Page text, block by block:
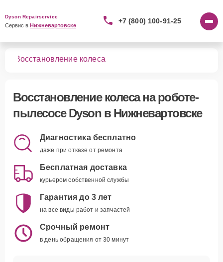
Dyson Repairservice
Сервис в Нижневартовске
+7 (800) 100-91-25
Восстановление колеса
Восстановление колесана роботе-
пылесосе Dyson в Нижневартовске
Диагностика бесплатно
даже при отказе от ремонта
Бесплатная доставка
курьером собственной службы
Гарантия до 3 лет
на все виды работ и запчастей
Срочный ремонт
в день обращения от 30 минут